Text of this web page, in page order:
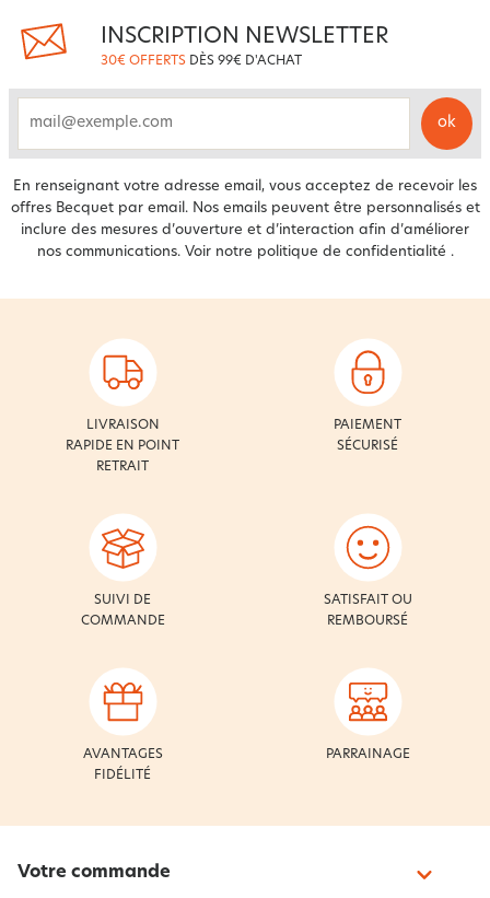
INSCRIPTION NEWSLETTER
30€ OFFERTS DÈS 99€ D'ACHAT
ok
En renseignant votre adresse email, vous acceptez de recevoir les
offres Becquet par email. Nos emails peuvent être personnalisés et
inclure des mesures d’ouverture et d’interaction afin d’améliorer
nos communications. Voir notre politique de confidentialité .
LIVRAISON
RAPIDE EN POINT
RETRAIT
PAIEMENT
SÉCURISÉ
SUIVI DE
COMMANDE
SATISFAIT OU
REMBOURSÉ
AVANTAGES
FIDÉLITÉ
PARRAINAGE
Votre commande